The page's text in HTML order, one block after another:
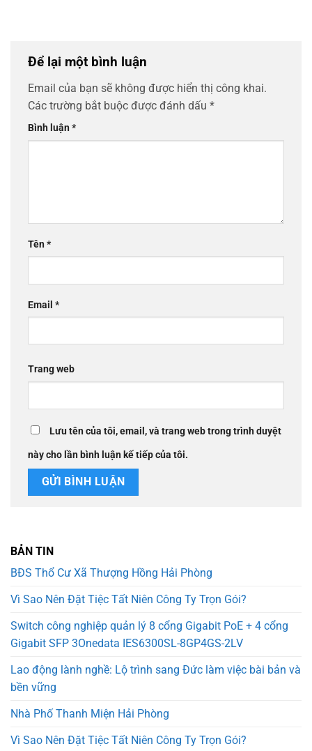
Để lại một bình luận
Email của bạn sẽ không được hiển thị công khai.
Các trường bắt buộc được đánh dấu *
Bình luận*
Tên*
Email *
Trang web
Lưu tên của tôi, email, và trang web trong trình duyệt
này cho lần bình luận kế tiếp của tôi.
BẢN TIN
BĐS Thổ Cư Xã Thượng Hồng Hải Phòng
Vì Sao Nên Đặt Tiệc Tất Niên Công Ty Trọn Gói?
Switch công nghiệp quản lý 8 cổng Gigabit PoE + 4 cổng
Gigabit SFP 3Onedata IES6300SL-8GP4GS-2LV
Lao động lành nghề: Lộ trình sang Đức làm việc bài bản và
bền vững
Nhà Phố Thanh Miện Hải Phòng
Vì Sao Nên Đặt Tiệc Tất Niên Công Ty Trọn Gói?